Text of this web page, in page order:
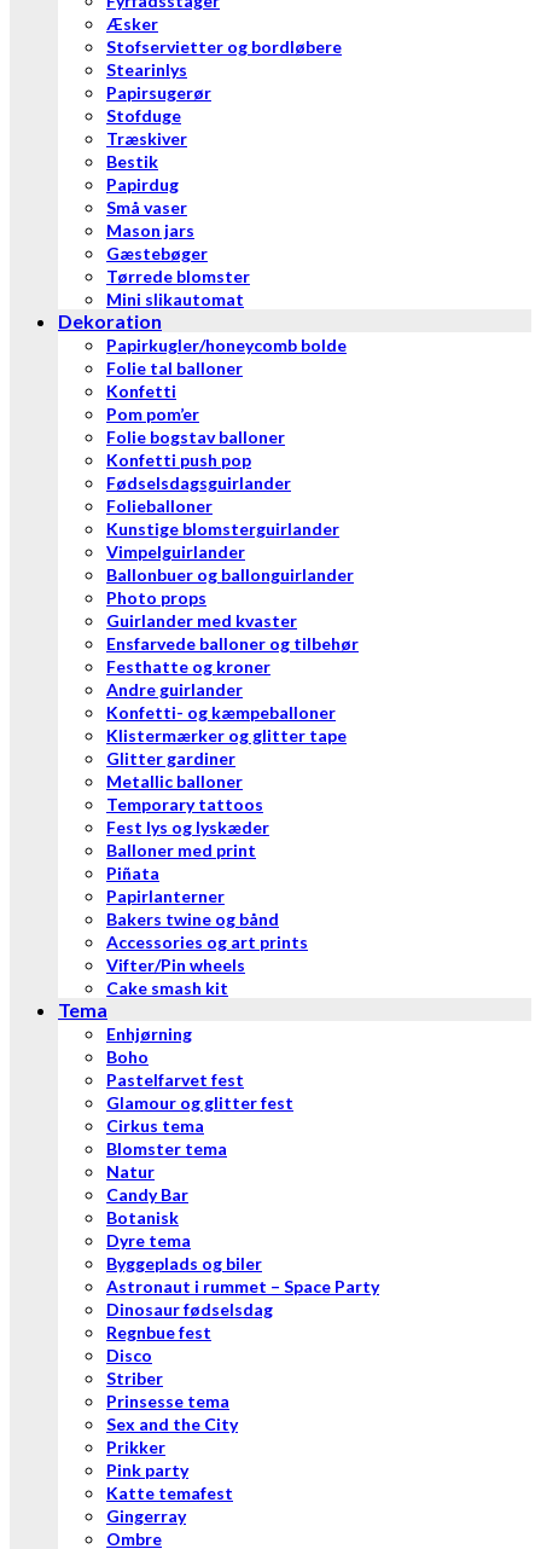
Æsker
Stofservietter og bordløbere
Stearinlys
Papirsugerør
Stofduge
Træskiver
Bestik
Papirdug
Små vaser
Mason jars
Gæstebøger
Tørrede blomster
Mini slikautomat
Dekoration
Papirkugler/honeycomb bolde
Folie tal balloner
Konfetti
Pom pom’er
Folie bogstav balloner
Konfetti push pop
Fødselsdagsguirlander
Folieballoner
Kunstige blomsterguirlander
Vimpelguirlander
Ballonbuer og ballonguirlander
Photo props
Guirlander med kvaster
Ensfarvede balloner og tilbehør
Festhatte og kroner
Andre guirlander
Konfetti- og kæmpeballoner
Klistermærker og glitter tape
Glitter gardiner
Metallic balloner
Temporary tattoos
Fest lys og lyskæder
Balloner med print
Piñata
Papirlanterner
Bakers twine og bånd
Accessories og art prints
Vifter/Pin wheels
Cake smash kit
Tema
Enhjørning
Boho
Pastelfarvet fest
Glamour og glitter fest
Cirkus tema
Blomster tema
Natur
Candy Bar
Botanisk
Dyre tema
Byggeplads og biler
Astronaut i rummet – Space Party
Dinosaur fødselsdag
Regnbue fest
Disco
Striber
Prinsesse tema
Sex and the City
Prikker
Pink party
Katte temafest
Gingerray
Ombre